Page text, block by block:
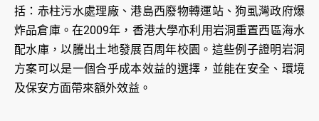
括：赤柱污水處理廠、港島西廢物轉運站、狗虱灣政府爆
炸品倉庫。在2009年，香港大學亦利用岩洞重置西區海水
配水庫，以騰出土地發展百周年校園。這些例子證明岩洞
方案可以是一個合乎成本效益的選擇，並能在安全、環境
及保安方面帶來額外效益。